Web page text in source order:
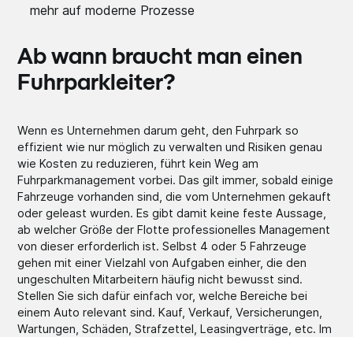
mehr auf moderne Prozesse
Ab wann braucht man einen
Fuhrparkleiter?
Wenn es Unternehmen darum geht, den Fuhrpark so
effizient wie nur möglich zu verwalten und Risiken genau
wie Kosten zu reduzieren, führt kein Weg am
Fuhrparkmanagement vorbei. Das gilt immer, sobald einige
Fahrzeuge vorhanden sind, die vom Unternehmen gekauft
oder geleast wurden. Es gibt damit keine feste Aussage,
ab welcher Größe der Flotte professionelles Management
von dieser erforderlich ist. Selbst 4 oder 5 Fahrzeuge
gehen mit einer Vielzahl von Aufgaben einher, die den
ungeschulten Mitarbeitern häufig nicht bewusst sind.
Stellen Sie sich dafür einfach vor, welche Bereiche bei
einem Auto relevant sind. Kauf, Verkauf, Versicherungen,
Wartungen, Schäden, Strafzettel, Leasingverträge, etc. Im